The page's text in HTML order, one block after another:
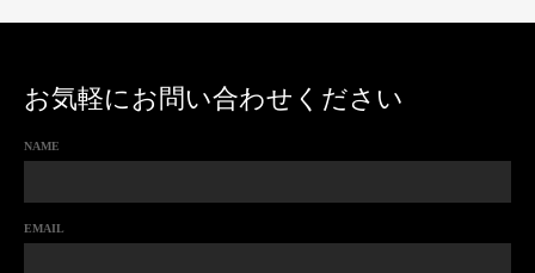
お気軽にお問い合わせください
NAME
EMAIL